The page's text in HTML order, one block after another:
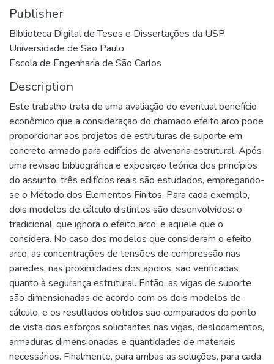
Publisher
Biblioteca Digital de Teses e Dissertações da USP
Universidade de São Paulo
Escola de Engenharia de São Carlos
Description
Este trabalho trata de uma avaliação do eventual benefício
econômico que a consideração do chamado efeito arco pode
proporcionar aos projetos de estruturas de suporte em
concreto armado para edifícios de alvenaria estrutural. Após
uma revisão bibliográfica e exposição teórica dos princípios
do assunto, três edifícios reais são estudados, empregando-
se o Método dos Elementos Finitos. Para cada exemplo,
dois modelos de cálculo distintos são desenvolvidos: o
tradicional, que ignora o efeito arco, e aquele que o
considera. No caso dos modelos que consideram o efeito
arco, as concentrações de tensões de compressão nas
paredes, nas proximidades dos apoios, são verificadas
quanto à segurança estrutural. Então, as vigas de suporte
são dimensionadas de acordo com os dois modelos de
cálculo, e os resultados obtidos são comparados do ponto
de vista dos esforços solicitantes nas vigas, deslocamentos,
armaduras dimensionadas e quantidades de materiais
necessários. Finalmente, para ambas as soluções, para cada